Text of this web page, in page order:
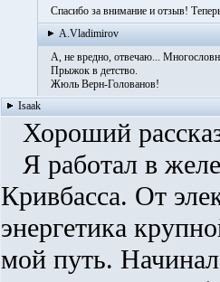
Спасибо за внимание и отзыв!
A.Vladimirov
А, не вредно, отвечаю...
Прыжок в детство.
Жюль Верн-Голованов!
Isaak
Хороший
Я работал в
Кривбасса. От
энергетика
мой путь.